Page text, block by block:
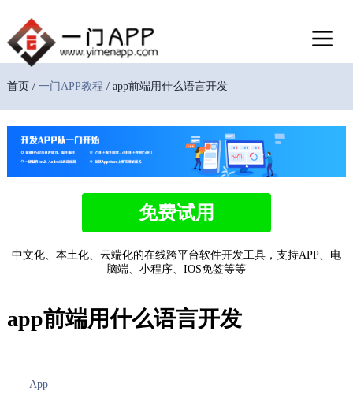
首页 / 一门APP教程 / app前端用什么语言开发
免费试用
中文化、本土化、云端化的在线跨平台软件开发工具，支持APP、电
脑端、小程序、IOS免签等等
app前端用什么语言开发
App